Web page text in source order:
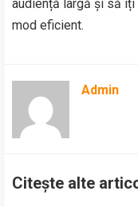
audiență largă și să
mod eficient.
Admin
Citește alte